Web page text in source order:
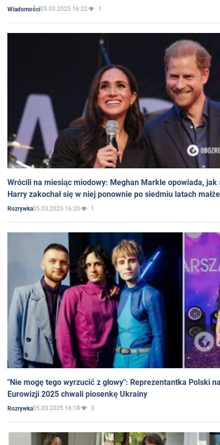
Wiadomości05.03.2025 16:22 1
Wrócili na miesiąc miodowy: Meghan Markle opowiada, jak
Harry zakochał się w niej ponownie po siedmiu latach
Rozrywka05.03.2025 16:20 1
"Nie mogę tego wyrzucić z głowy": Reprezentantka Polski
Eurowizji 2025 chwali piosenkę Ukrainy
Rozrywka05.03.2025 16:18 3